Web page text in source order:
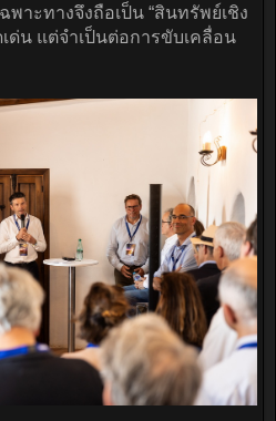
พาะทางจึงถือเป็น “สินทรัพย์เชิง
ด่น แต่จำเป็นต่อการขับเคลื่อน